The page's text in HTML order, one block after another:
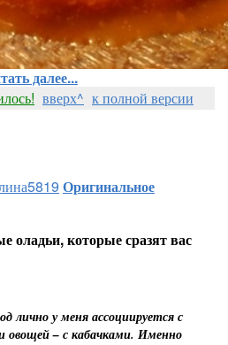
далее...
вверх^ к полной версии
Оригинальное
оладьи, которые сразят вас
лично у меня ассоциируется с
овощей – с кабачками. Именно